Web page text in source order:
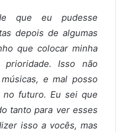
que eu pudesse
depois de algumas
que colocar minha
Isso não
e mal posso
futuro. Eu sei que
tanto para ver esses
isso a vocês, mas